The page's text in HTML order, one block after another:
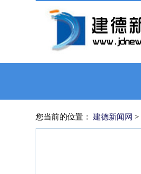
您当前的位置： 建德新闻网 >